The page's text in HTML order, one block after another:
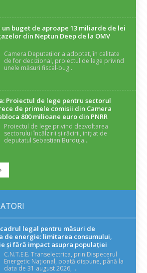
buget de aproape 13 miliarde de lei
din Neptun Deep de la OMV
Camera Deputaților a adoptat, în calitate
de for decizional, proiectul de lege privind
unele măsuri fiscal-bug...
Proiectul de lege pentru sectorul
de primele comisii din Camera
800 milioane euro din PNRR
Proiectul de lege privind dezvoltarea
sectorului încălzirii și răcirii, inițiat de
deputatul Sebastian Burduja...
legal pentru măsuri de
de energie: limitarea consumului,
și fără impact asupra populației
C.N.T.E.E. Transelectrica, prin Dispecerul
Energetic Național, poată dispune, până la
data de 31 august 2026, ...